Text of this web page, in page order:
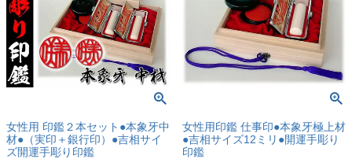
女性用 印鑑２本セット●本象牙中
材●（実印＋銀行印）●吉相サイ
ズ開運手彫り印鑑
女性用印鑑 仕事印●本象牙極上材
●吉相サイズ12ミリ●開運手彫り
印鑑